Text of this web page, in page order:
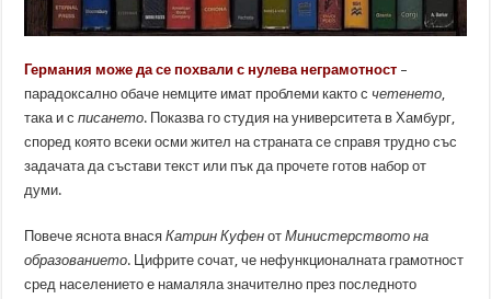
Германия може да се похвали с нулева неграмотност –
парадоксално обаче немците имат проблеми както с четенето,
така и списането. Показва го студия на университета в Хамбург,
според която всеки осми жител на страната се справя трудно със
задачата да състави текст или пък да прочете готов набор от
думи.
Повече яснота внасяКатрин Куфен отМинистерството на
образованието. Цифрите сочат, че нефункционалната грамотност
сред населението е намаляла значително през последното